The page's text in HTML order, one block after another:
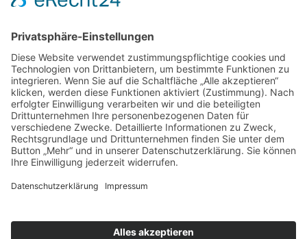
BU-Versicherung
Berufsunfähigkeitsversicherung sichert bei
Arbeitsunfähigkeit finanzielle Stabilität und
Existenz ab.